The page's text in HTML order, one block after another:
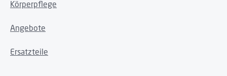
Körperpflege
Angebote
Ersatzteile